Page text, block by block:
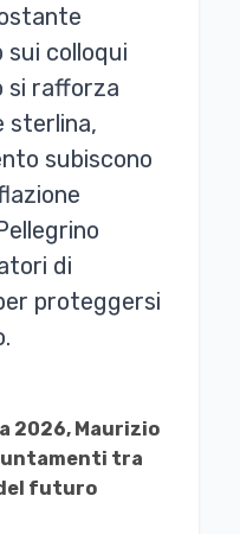
sui colloqui
si rafforza
sterlina,
subiscono
di
proteggersi
2026, Maurizio
tra
futuro